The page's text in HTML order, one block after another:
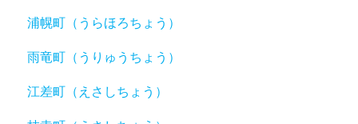
浦幌町（うらほろちょう）
雨竜町（うりゅうちょう）
江差町（えさしちょう）